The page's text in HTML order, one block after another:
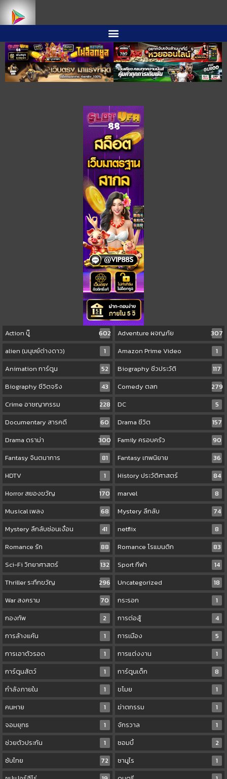
Action บู๊ 602 Adventure ผจญภัย
307
alien (มนุษย์ต่างดาว)
1 Amazon Prime Video
1
Animation การ์ตูน
52 Biography ชีวประวัติ
117
Biography ชีวิตจริง
43 Comedy ตลก
279
Crime อาชญากรรม
228 DC
5
Documentary สารคดี
60 Drama ชีวิต
157
Drama ดราม่า
300 Family ครอบครัว
90
Fantasy จินตนาการ
81 Fantasy เทพนิยาย
36
HDTV
1 History ประวัติศาสตร์
84
Horror สยองขวัญ
170 marvel
8
Musical เพลง
68 Mystery ลึกลับ
74
Mystery ลึกลับซ่อนเงื่อน
41 netflix
8
Romance รัก
88 Romance โรแมนติก
83
Sci-Fi วิทยาศาสตร์
132 Sport กีฬา
14
Thriller ระทึกขวัญ
296 Uncategorized
18
War สงคราม
70 กระรอก
1
กองทัพ
2 การต่อสู้
4
การล้างแค้น
1 การเมือง
5
การเอาตัวรอด
1 การแต่งงาน
1
การ์ตูนสัตว์
1 การ์ตูนเด็ก
8
กำลังภายใน
1 ขโมย
1
คนหาย
1 ฆ่าตกรรม
1
จอมยุทธ
1 จักรวาล
1
ช่วยตัวประกัน
1 ซอมบี้
2
ซับไทย
72 ซามูไร
1